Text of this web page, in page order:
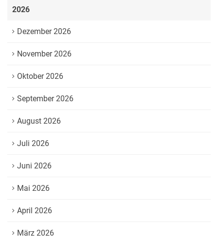
2026
Dezember 2026
November 2026
Oktober 2026
September 2026
August 2026
Juli 2026
Juni 2026
Mai 2026
April 2026
März 2026